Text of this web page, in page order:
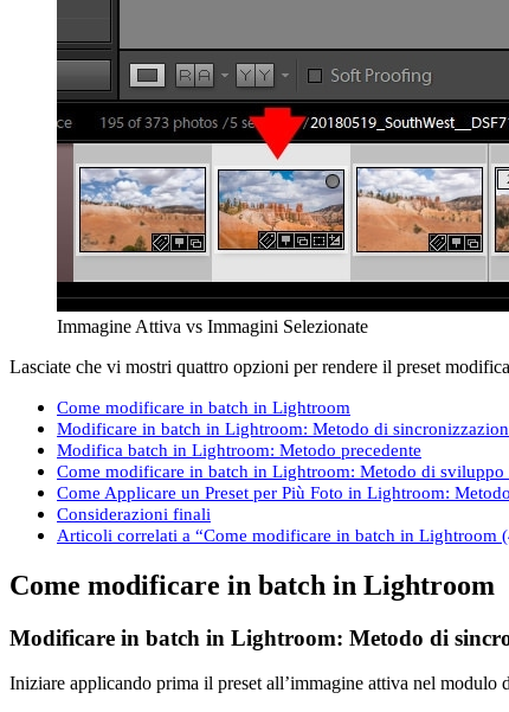
Immagine Attiva vs Immagini Selezionate
Lasciate che vi mostri quattro opzioni per rendere il preset
Come modificare in batch in Lightroom
Modificare in batch in Lightroom: Metodo di
Modifica batch in Lightroom: Metodo precedente
Come modificare in batch in Lightroom: Metodo di sviluppo
Come Applicare un Preset per Più Foto in Lightroom:
Considerazioni finali
Articoli correlati a “Come modificare in batch in Lightroom
Come modificare in batch in Lightroom
Modificare in batch in Lightroom: Metodo di
Iniziare applicando prima il preset all’immagine attiva nel